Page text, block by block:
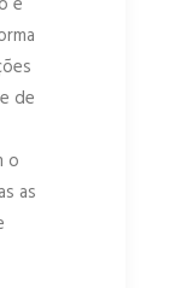
de
o
as